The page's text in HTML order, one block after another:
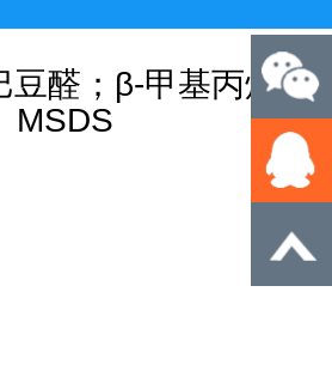
豆醛；β-甲基丙烯醛
MSDS